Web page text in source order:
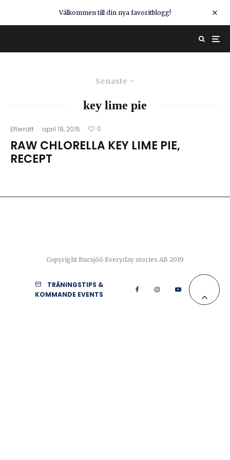
Välkommen till din nya favoritblogg!
Senaste
key lime pie
Efterrätt · april 19, 2015 · 0
RAW CHLORELLA KEY LIME PIE,
RECEPT
Copyright Bursjöö Everyday stories AB 2019
TRÄNINGSTIPS &
KOMMANDE EVENTS